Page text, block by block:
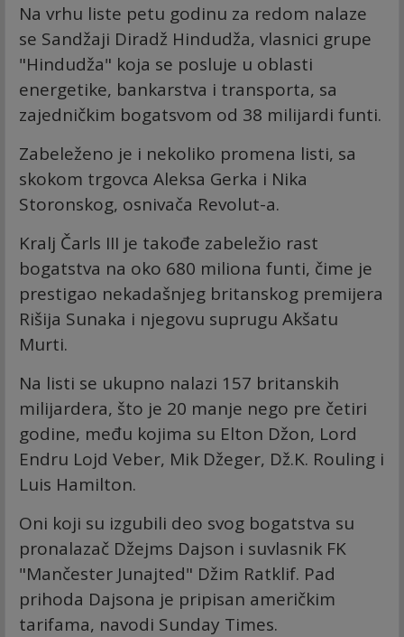
Na vrhu liste petu godinu za redom nalaze
se Sandžaji Diradž Hindudža, vlasnici grupe
"Hindudža" koja se posluje u oblasti
energetike, bankarstva i transporta, sa
zajedničkim bogatsvom od 38 milijardi funti.
Zabeleženo je i nekoliko promena listi, sa
skokom trgovca Aleksa Gerka i Nika
Storonskog, osnivača Revolut-a.
Kralj Čarls III je takođe zabeležio rast
bogatstva na oko 680 miliona funti, čime je
prestigao nekadašnjeg britanskog premijera
Rišija Sunaka i njegovu suprugu Akšatu
Murti.
Na listi se ukupno nalazi 157 britanskih
milijardera, što je 20 manje nego pre četiri
godine, među kojima su Elton Džon, Lord
Endru Lojd Veber, Mik Džeger, Dž.K. Rouling i
Luis Hamilton.
Oni koji su izgubili deo svog bogatstva su
pronalazač Džejms Dajson i suvlasnik FK
"Mančester Junajted" Džim Ratklif. Pad
prihoda Dajsona je pripisan američkim
tarifama, navodi Sunday Times.